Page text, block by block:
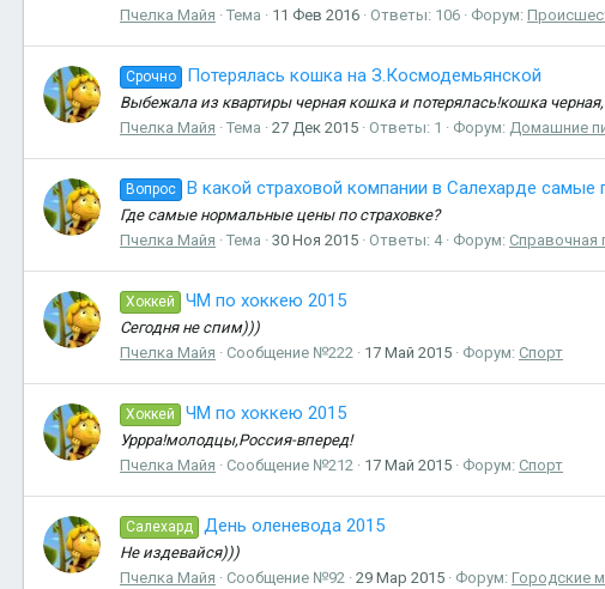
Пчелка Майя
Тема 11 Фев 2016 Ответы: 106 Форум:
Срочно Потерялась кошка на З.Космодемьянской
Выбежала из квартиры черная кошка и потерялась!кошка
Пчелка Майя
Тема 27 Дек 2015 Ответы: 1 Форум: Домашние
Вопрос В какой страховой компании в Салехарде
Где самые нормальные цены по страховке?
Пчелка Майя
Тема 30 Ноя 2015 Ответы: 4 Форум: Справочная
Хоккей ЧМ по хоккею 2015
Сегодня не спим)))
Пчелка Майя
Сообщение №222 17 Май 2015 Форум: Спорт
Хоккей ЧМ по хоккею 2015
Уррра!молодцы,Россия-вперед!
Пчелка Майя
Сообщение №212 17 Май 2015 Форум: Спорт
Салехард День оленевода 2015
Не издевайся)))
Пчелка Майя
Сообщение №92 29 Мар 2015 Форум: Городские